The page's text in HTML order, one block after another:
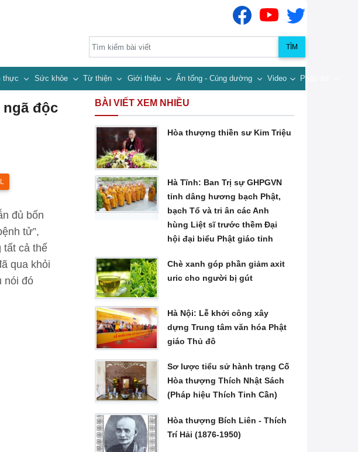
TÌM
thực Sức khỏe Từ thiện Giới thiệu Ấn tống - Cúng dường Video Pháp âm
độc
đủ bốn
tử”,
tất cả thế
qua khỏi
nói đó
BÀI VIẾT XEM NHIỀU
Hòa thượng thiền sư Kim Triệu
Hà Tĩnh: Ban Trị sự GHPGVN
tỉnh dâng hương bạch Phật,
bạch Tổ và tri ân các Anh
hùng Liệt sĩ trước thềm Đại
hội đại biểu Phật giáo tỉnh
Chè xanh góp phần giảm axit
uric cho người bị gút
Hà Nội: Lễ khởi công xây
dựng Trung tâm văn hóa Phật
giáo Thủ đô
Sơ lược tiểu sử hành trạng Cố
Hòa thượng Thích Nhật Sách
(Pháp hiệu Thích Tinh Cần)
Hòa thượng Bích Liên - Thích
Trí Hải (1876-1950)